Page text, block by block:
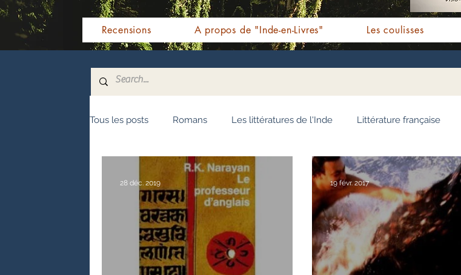
Recensions A propos de "Inde-en-Livres" Les coulisses
Tous les posts Romans Les littératures de l'Inde Littérature française
Biographie Témoignages / Récits Romans jeunesse
Fêtes indiennes Bien-être Littérature hindi
Littérature malayalam Littérature pendjabi L'Inde vue par l'Occident
28 déc. 2019 19 févr. 2017